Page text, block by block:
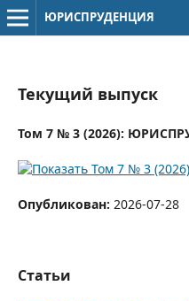
ЮРИСПРУДЕНЦИЯ
Текущий выпуск
Том 7 № 3 (2026):
Опубликован: 2026-07-28
Статьи